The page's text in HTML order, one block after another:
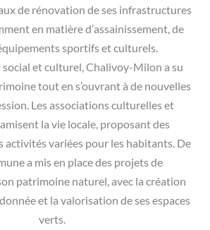
de rénovation de ses infrastructures
en matière d’assainissement, de
sportifs et culturels.
social et culturel, Chalivoy-Milon a su
tout en s’ouvrant à de nouvelles
Les associations culturelles et
la vie locale, proposant des
activités variées pour les habitants. De
a mis en place des projets de
patrimoine naturel, avec la création
et la valorisation de ses espaces
verts.